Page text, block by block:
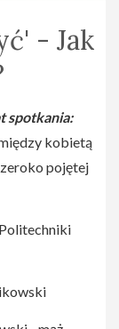
- Jak
spotkania:
kobietą
pojętej